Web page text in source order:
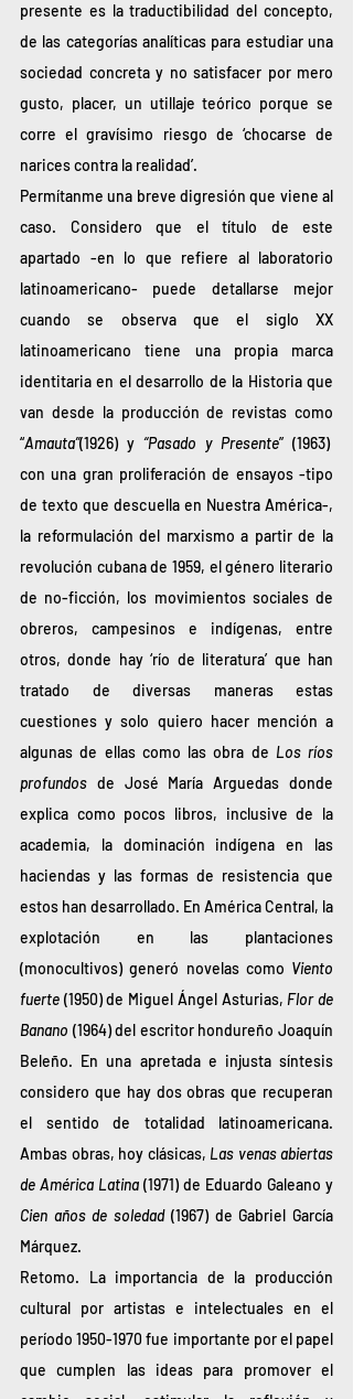
presente es la traductibilidad del concepto,
de las categorías analíticas para estudiar una
sociedad concreta y no satisfacer por mero
gusto, placer, un utillaje teórico porque se
corre el gravísimo riesgo de ‘chocarse de
narices contra la realidad’.
Permítanme una breve digresión que viene al
caso. Considero que el título de este
apartado -en lo que refiere al laboratorio
latinoamericano- puede detallarse mejor
cuando se observa que el siglo XX
latinoamericano tiene una propia marca
identitaria en el desarrollo de la Historia que
van desde la producción de revistas como
“Amauta”(1926) y “Pasado y Presente” (1963)
con una gran proliferación de ensayos -tipo
de texto que descuella en Nuestra América-,
la reformulación del marxismo a partir de la
revolución cubana de 1959, el género literario
de no-ficción, los movimientos sociales de
obreros, campesinos e indígenas, entre
otros, donde hay ‘río de literatura’ que han
tratado de diversas maneras estas
cuestiones y solo quiero hacer mención a
algunas de ellas como las obra de Los ríos
profundos de José María Arguedas donde
explica como pocos libros, inclusive de la
academia, la dominación indígena en las
haciendas y las formas de resistencia que
estos han desarrollado. En América Central, la
explotación en las plantaciones
(monocultivos) generó novelas como Viento
fuerte (1950) de Miguel Ángel Asturias, Flor de
Banano (1964) del escritor hondureño Joaquín
Beleño. En una apretada e injusta síntesis
considero que hay dos obras que recuperan
el sentido de totalidad latinoamericana.
Ambas obras, hoy clásicas, Las venas abiertas
de América Latina
Cien años de soledad (1967) de Gabriel García
Márquez.
Retomo. La importancia de la producción
cultural por artistas e intelectuales en el
período 1950-1970 fue importante por el papel
que cumplen las ideas para promover el